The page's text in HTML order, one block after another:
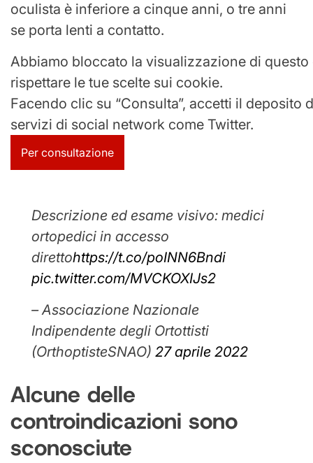
oculista è inferiore a cinque anni, o tre anni
se porta lenti a contatto.
Abbiamo bloccato la visualizzazione di
rispettare le tue scelte sui cookie.
Facendo clic su “Consulta”, accetti il ​​deposito
servizi di social network come Twitter.
Per consultazione
Descrizione ed esame visivo: medici
ortopedici in accesso
direttohttps://t.co/poINN6Bndi
pic.twitter.com/MVCKOXIJs2
– Associazione Nazionale
Indipendente degli Ortottisti
(OrthoptisteSNAO) 27 aprile 2022
Alcune delle
controindicazioni sono
sconosciute